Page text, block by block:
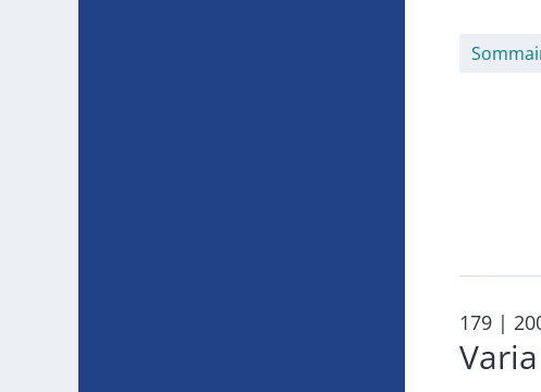
179 |
Varia